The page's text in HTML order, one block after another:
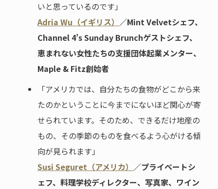
いと思っているのです」
Adria Wu（イギリス） ／Mint Velvetシェフ、
Channel 4’s Sunday Brunchゲストシェフ、
恵まれない女性たちの支援団体起業メンター、
Maple & Fitz創始者
「アメリカでは、自分たちの食物がどこから来
たのかということに今までにないほど関心が寄
せられています。そのため、できるだけ地産の
もの、その季節のものを食べるよう心がける傾
向が見られます」
Susi Seguret（アメリカ） ／プライベートシ
ェフ、料理学校ディレクター、写真家、ワイン